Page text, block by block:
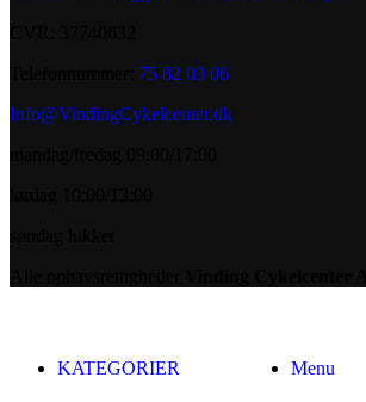
75 82 03 06
Info@VindingCykelcenter.dk
Menu
KATEGORIER